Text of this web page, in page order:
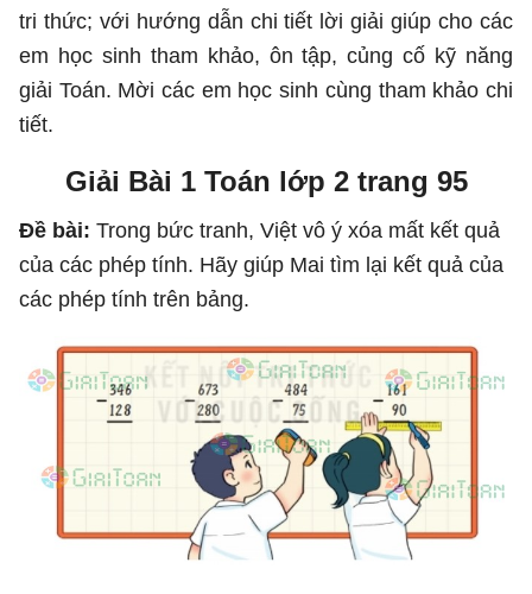
tri thức; với hướng dẫn chi tiết lời giải giúp cho các
em học sinh tham khảo, ôn tập, củng cố kỹ năng
giải Toán. Mời các em học sinh cùng tham khảo chi
tiết.
Giải Bài 1 Toán lớp 2 trang 95
Đề bài: Trong bức tranh, Việt vô ý xóa mất kết quả
của các phép tính. Hãy giúp Mai tìm lại kết quả của
các phép tính trên bảng.